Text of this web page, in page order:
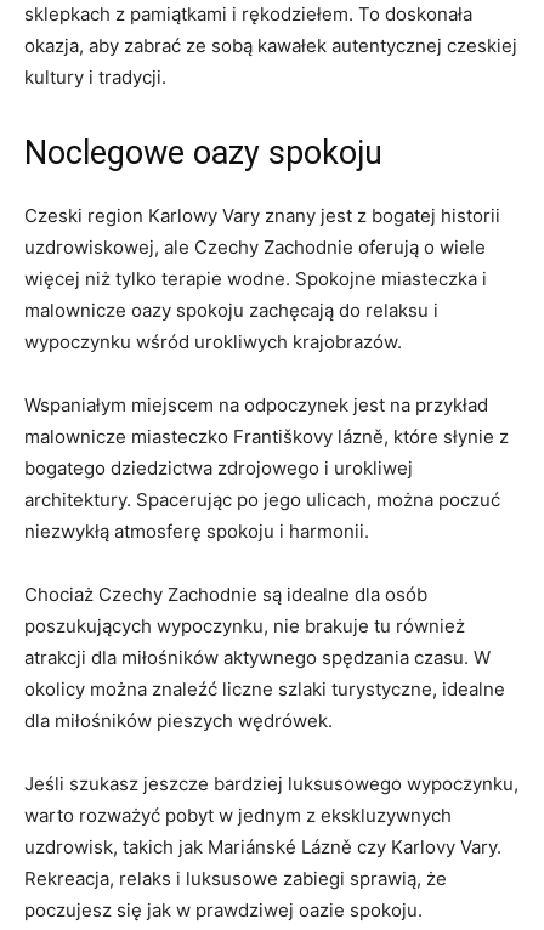
sklepkach z pamiątkami i⁣ rękodziełem. To doskonała
okazja, aby zabrać ⁤ze sobą kawałek autentycznej czeskiej
kultury i tradycji.
Noclegowe oazy spokoju
Czeski region Karlowy Vary ⁣znany jest z bogatej historii
uzdrowiskowej, ale Czechy Zachodnie oferują⁤ o wiele
więcej niż tylko terapie wodne. Spokojne miasteczka i
malownicze oazy spokoju zachęcają do⁤ relaksu i
wypoczynku wśród urokliwych krajobrazów.
Wspaniałym miejscem na odpoczynek jest na przykład
malownicze miasteczko Františkovy lázně, które⁣ słynie z
bogatego dziedzictwa zdrojowego⁣ i urokliwej
architektury. Spacerując po jego ulicach, można poczuć
niezwykłą atmosferę spokoju i harmonii.
Chociaż Czechy Zachodnie są idealne dla osób
poszukujących ‍wypoczynku, nie brakuje tu również
atrakcji dla miłośników aktywnego ⁤spędzania czasu. ‍W
okolicy można znaleźć liczne szlaki turystyczne, idealne
dla miłośników pieszych wędrówek.
Jeśli szukasz jeszcze bardziej luksusowego wypoczynku,
warto rozważyć pobyt w jednym z ekskluzywnych
uzdrowisk, takich‍ jak⁢ Mariánské Lázně czy Karlovy‌ Vary.
Rekreacja, relaks⁢ i‌ luksusowe zabiegi sprawią, że
poczujesz się jak w prawdziwej oazie spokoju.